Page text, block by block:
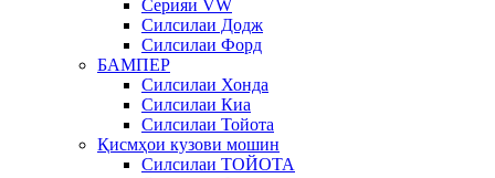
Серияи VW
Силсилаи Додж
Силсилаи Форд
БАМПЕР
Силсилаи Хонда
Силсилаи Киа
Силсилаи Тойота
Қисмҳои кузови мошин
Силсилаи ТОЙОТА